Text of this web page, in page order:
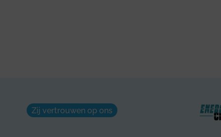
Zij vertrouwen op ons